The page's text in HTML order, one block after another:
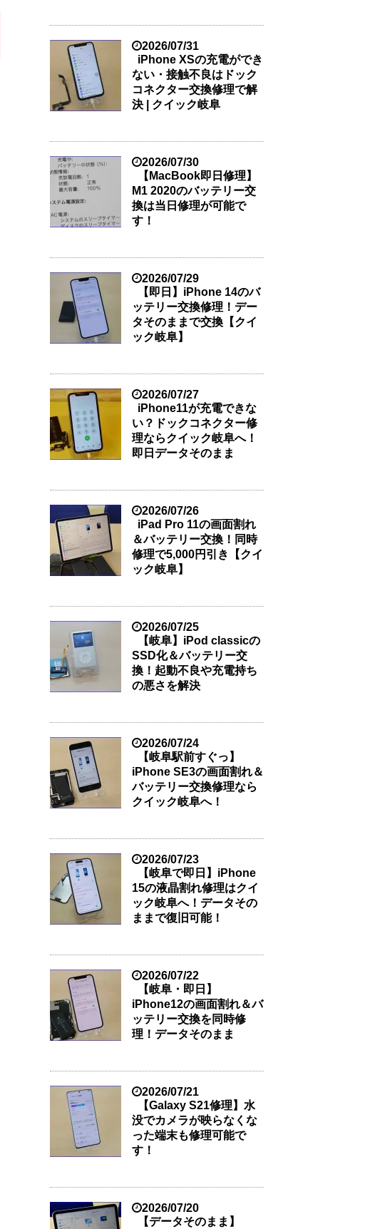
2026/07/31
iPhone XSの充電ができ
ない・接触不良はドック
コネクター交換修理で解
決 | クイック岐阜
2026/07/30
【MacBook即日修理】
M1 2020のバッテリー交
換は当日修理が可能で
す！
2026/07/29
【即日】iPhone 14のバ
ッテリー交換修理！デー
タそのままで交換【クイ
ック岐阜】
2026/07/27
iPhone11が充電できな
い？ドックコネクター修
理ならクイック岐阜へ！
即日データそのまま
2026/07/26
iPad Pro 11の画面割れ
＆バッテリー交換！同時
修理で5,000円引き【クイ
ック岐阜】
2026/07/25
【岐阜】iPod classicの
SSD化＆バッテリー交
換！起動不良や充電持ち
の悪さを解決
2026/07/24
【岐阜駅前すぐっ】
iPhone SE3の画面割れ＆
バッテリー交換修理なら
クイック岐阜へ！
2026/07/23
【岐阜で即日】iPhone
15の液晶割れ修理はクイ
ック岐阜へ！データその
ままで復旧可能！
2026/07/22
【岐阜・即日】
iPhone12の画面割れ＆バ
ッテリー交換を同時修
理！データそのまま
2026/07/21
【Galaxy S21修理】水
没でカメラが映らなくな
った端末も修理可能で
す！
2026/07/20
【データそのまま】